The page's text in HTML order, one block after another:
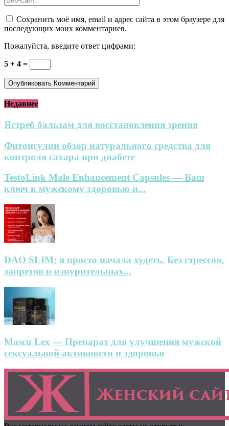
Сохранить моё имя, email и адрес сайта в этом браузере для
последующих моих комментариев.
Пожалуйста, введите ответ цифрами:
5 + 4 =
Недавнее
Ястреб бальзам для восстановления зрения
Фитонсулин обзор натурального средства для
контроля сахара при диабете
TestoLink Male Enhancement Capsules — Ваш
ключ к мужскому здоровью и...
DAO SLIM: я просто начала худеть. Без стрессов,
запретов и изнурительных...
Mascu Lex — Препарат для улучшения мужской
сексуальной активности и здоровья